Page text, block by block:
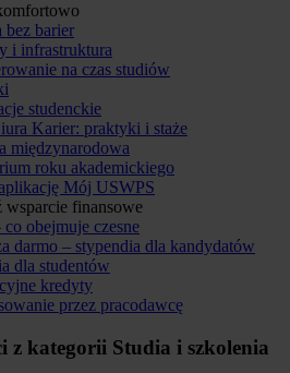
bez barier
i infrastruktura
na czas studiów
studenckie
Karier: praktyki i staże
międzynarodowa
roku akademickiego
Mój USWPS
wsparcie finansowe
co obejmuje czesne
darmo – stypendia dla kandydatów
dla studentów
kredyty
przez pracodawcę
z kategorii Studia i szkolenia